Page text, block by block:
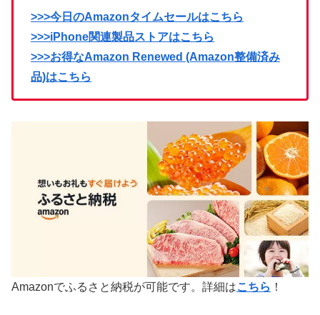
>>>今日のAmazonタイムセールはこちら
>>>iPhone関連製品ストアはこちら
>>>お得なAmazon Renewed (Amazon整備済み
品)はこちら
Amazonでふるさと納税が可能です。詳細はこちら ！